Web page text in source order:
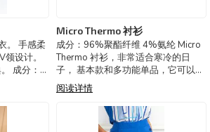
。 手感柔
设计。
成分：
白色，红
特穿L码
Micro Thermo 衬衫
成分：96%聚酯纤维 4%氨纶 Micro
Thermo 衬衫，非常适合寒冷的日
子， 基本款和多功能单品，它可以让
你构图各种造型， 轻巧舒适，非常适
合我们在冬天保暖。 巴西制造， 可选
颜色：黑色、白色、米色、粉色、绿
色、棕色、灰色、海军蓝、
阅读详情